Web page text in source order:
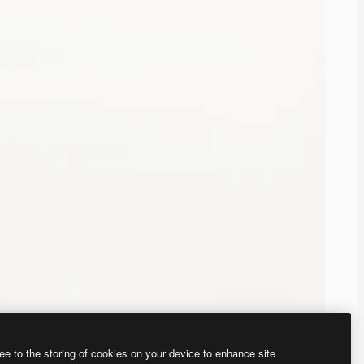
to the storing of cookies on your device to enhance site